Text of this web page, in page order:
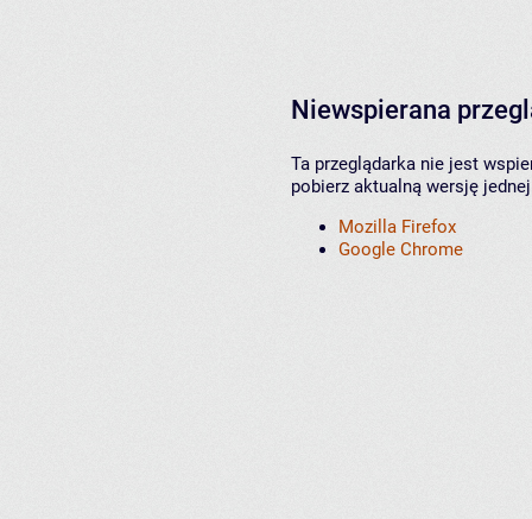
Niewspierana
Ta przeglądarka nie jest
pobierz aktualną wersję
Mozilla Firefox
Google Chrome